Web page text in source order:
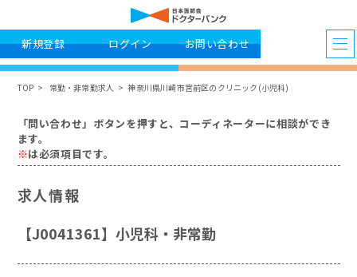
新規登録 ログイン お問い合わせ
TOP 常勤・非常勤求人 神奈川県川崎市宮前区のクリニック(小児科)
「問い合わせ」ボタンを押すと、コーディネーターに相談ができ
ます。
※は必須項目です。
求人情報
【J0041361】小児科・非常勤